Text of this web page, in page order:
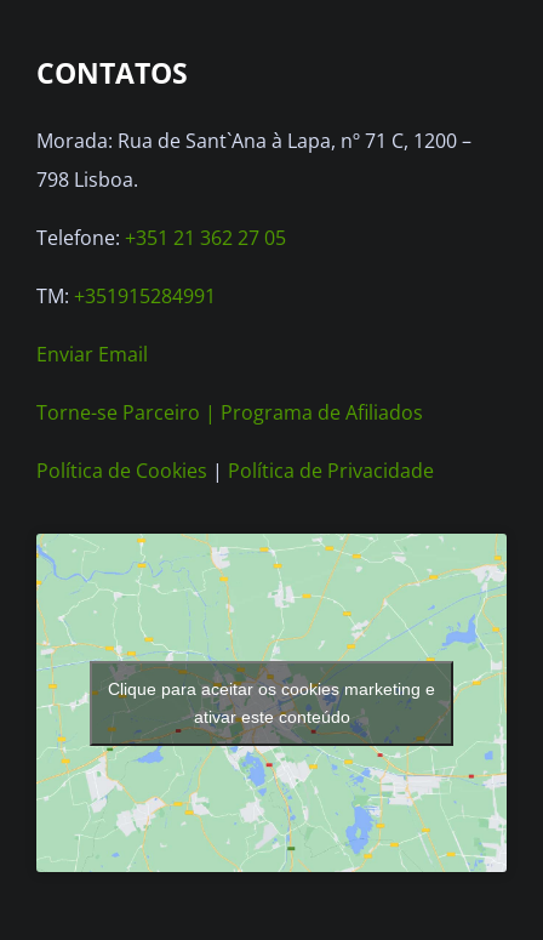
CONTATOS
Morada: Rua de Sant`Ana à Lapa, nº 71 C, 1200 –
798 Lisboa.
Telefone: +351 21 362 27 05
TM: +351915284991
Enviar Email
Torne-se Parceiro | Programa de Afiliados
Política de Cookies | Política de Privacidade
Clique para aceitar os cookies marketing e
ativar este conteúdo